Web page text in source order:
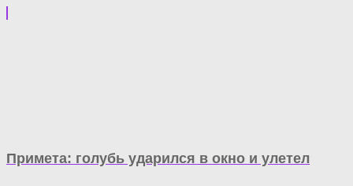
Примета: голубь ударился в окно и улетел